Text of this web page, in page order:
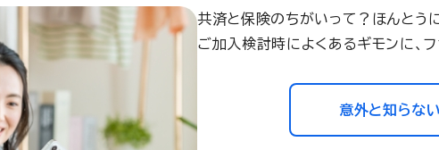
共済と保険のちがいって？ほんとう
ご加入検討時によくあるギモンに、
意外と知らな